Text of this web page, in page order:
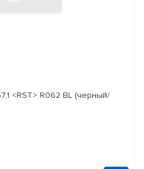
<RST> R062 BL (черный/